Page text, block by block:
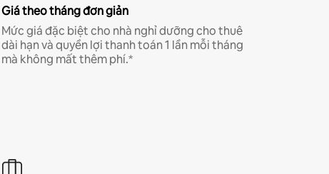
Giá theo tháng đơn giản
Mức giá đặc biệt cho nhà nghỉ dưỡng cho thuê
dài hạn và quyền lợi thanh toán 1 lần mỗi tháng
mà không mất thêm phí.*